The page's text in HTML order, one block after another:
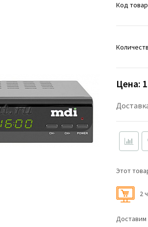
Код
Цена:
Этот
2
Доставим